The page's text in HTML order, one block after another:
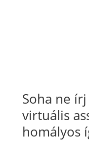
Soha ne
virtuális
homályos